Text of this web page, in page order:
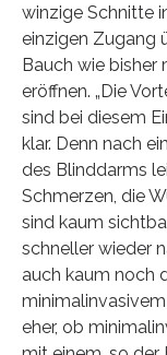
winzige Schnitte
einzigen Zugang
Bauch wie bisher
eröffnen. „Die
sind bei diesem
klar. Denn nach
des Blinddarms
Schmerzen, die
sind kaum
schneller wieder
auch kaum noch
eher, ob